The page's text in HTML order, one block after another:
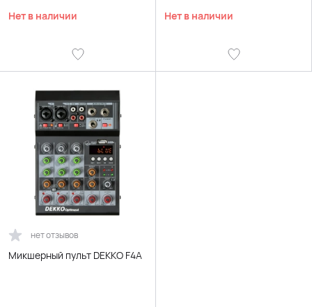
Нет в наличии Нет в наличии
нет отзывов
Микшерный пульт DEKKO F4A